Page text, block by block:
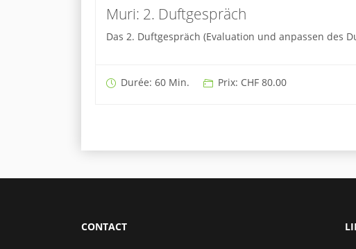
Muri: 2. Duftgespräch
Das 2. Duftgespräch (Evaluation und anpassen des
Durée: 60 Min. Prix: CHF 80.00
CONTACT